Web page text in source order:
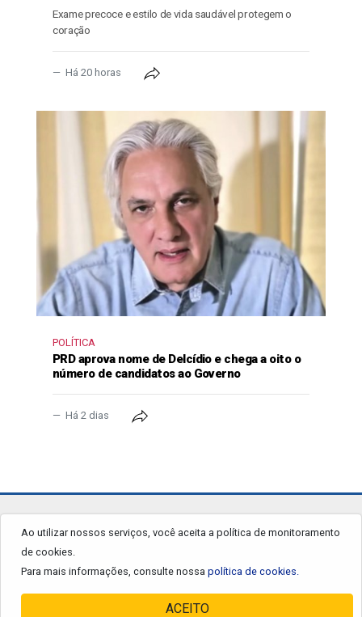
Exame precoce e estilo de vida saudável protegem o
coração
Há 20 horas
POLÍTICA
PRD aprova nome de Delcídio e chega a oito o
número de candidatos ao Governo
Há 2 dias
Ao utilizar nossos serviços, você aceita a política de monitoramento
de cookies.
Para mais informações, consulte nossa política de cookies.
ACEITO
jornalgrandourados.com.br